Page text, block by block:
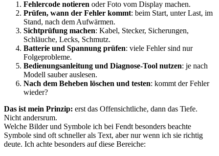
Fehlercode notieren oder Foto vom Display machen.
Prüfen, wann der Fehler kommt: beim Start, unter Last, im
Stand, nach dem Aufwärmen.
Sichtprüfung machen: Kabel, Stecker, Sicherungen,
Schläuche, Lecks, Schmutz.
Batterie und Spannung prüfen: viele Fehler sind nur
Folgeprobleme.
Bedienungsanleitung und Diagnose-Tool nutzen: je nach
Modell sauber auslesen.
Nach dem Beheben löschen und testen: kommt der Fehler
wieder?
Das ist mein Prinzip: erst das Offensichtliche, dann das Tiefe.
Nicht andersrum.
Welche Bilder und Symbole ich bei Fendt besonders beachte
Symbole sind oft schneller als Text, aber nur wenn ich sie richtig
deute. Ich achte besonders auf diese Bereiche: